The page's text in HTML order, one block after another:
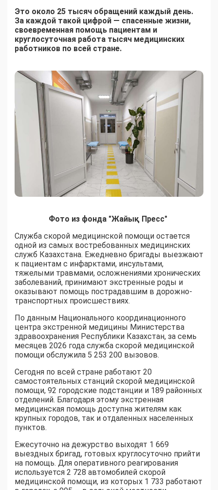
Это около 25 тысяч обращений каждый день.
За каждой такой цифрой — спасенные жизни,
своевременная помощь пациентам и
круглосуточная работа тысяч медицинских
работников по всей стране.
Фото из фонда "Жайық Пресс"
Служба скорой медицинской помощи остается
одной из самых востребованных медицинских
служб Казахстана. Ежедневно бригады выезжают
к пациентам с инфарктами, инсультами,
тяжелыми травмами, осложнениями хронических
заболеваний, принимают экстренные роды и
оказывают помощь пострадавшим в дорожно-
транспортных происшествиях.
По данным Национального координационного
центра экстренной медицины Министерства
здравоохранения Республики Казахстан, за семь
месяцев 2026 года служба скорой медицинской
помощи обслужила 5 253 200 вызовов.
Сегодня по всей стране работают 20
самостоятельных станций скорой медицинской
помощи, 92 городские подстанции и 189 районных
отделений. Благодаря этому экстренная
медицинская помощь доступна жителям как
крупных городов, так и отдаленных населенных
пунктов.
Ежесуточно на дежурство выходят 1 669
выездных бригад, готовых круглосуточно прийти
на помощь. Для оперативного реагирования
используется 2 728 автомобилей скорой
медицинской помощи, из которых 1 733 работают